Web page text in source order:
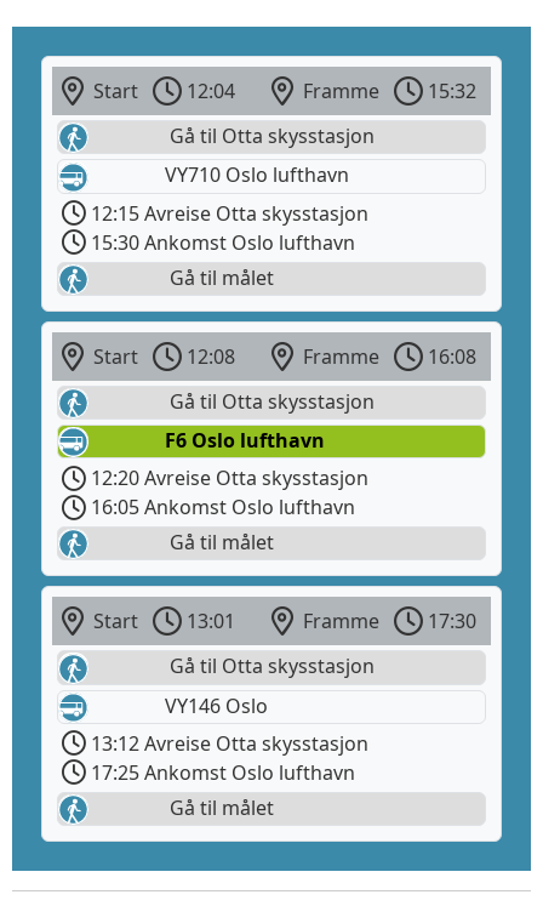
Start 12:04 Framme
15:32
Gå til Otta skysstasjon
VY710 Oslo lufthavn
12:15 Avreise Otta skysstasjon
15:30 Ankomst Oslo lufthavn
Gå til målet
Start 12:08 Framme
16:08
Gå til Otta skysstasjon
F6 Oslo lufthavn
12:20 Avreise Otta skysstasjon
16:05 Ankomst Oslo lufthavn
Gå til målet
Start 13:01 Framme
17:30
Gå til Otta skysstasjon
VY146 Oslo
13:12 Avreise Otta skysstasjon
17:25 Ankomst Oslo lufthavn
Gå til målet